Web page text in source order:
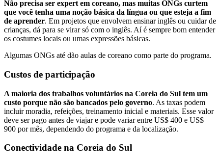
Não precisa ser expert em coreano, mas muitas ONGs curtem
que você tenha uma noção básica da língua ou que esteja a fim
de aprender. Em projetos que envolvem ensinar inglês ou cuidar de
crianças, dá para se virar só com o inglês. Aí é sempre bom entender
os costumes locais ou umas expressões básicas.
Algumas ONGs até dão aulas de coreano como parte do programa.
Custos de participação
A maioria dos trabalhos voluntários na Coreia do Sul tem um
custo porque não são bancados pelo governo. As taxas podem
incluir moradia, refeições, treinamento inicial e materiais. Esse valor
deve ser pago antes de viajar e pode variar entre US$ 400 e US$
900 por mês, dependendo do programa e da localização.
Conectividade na Coreia do Sul